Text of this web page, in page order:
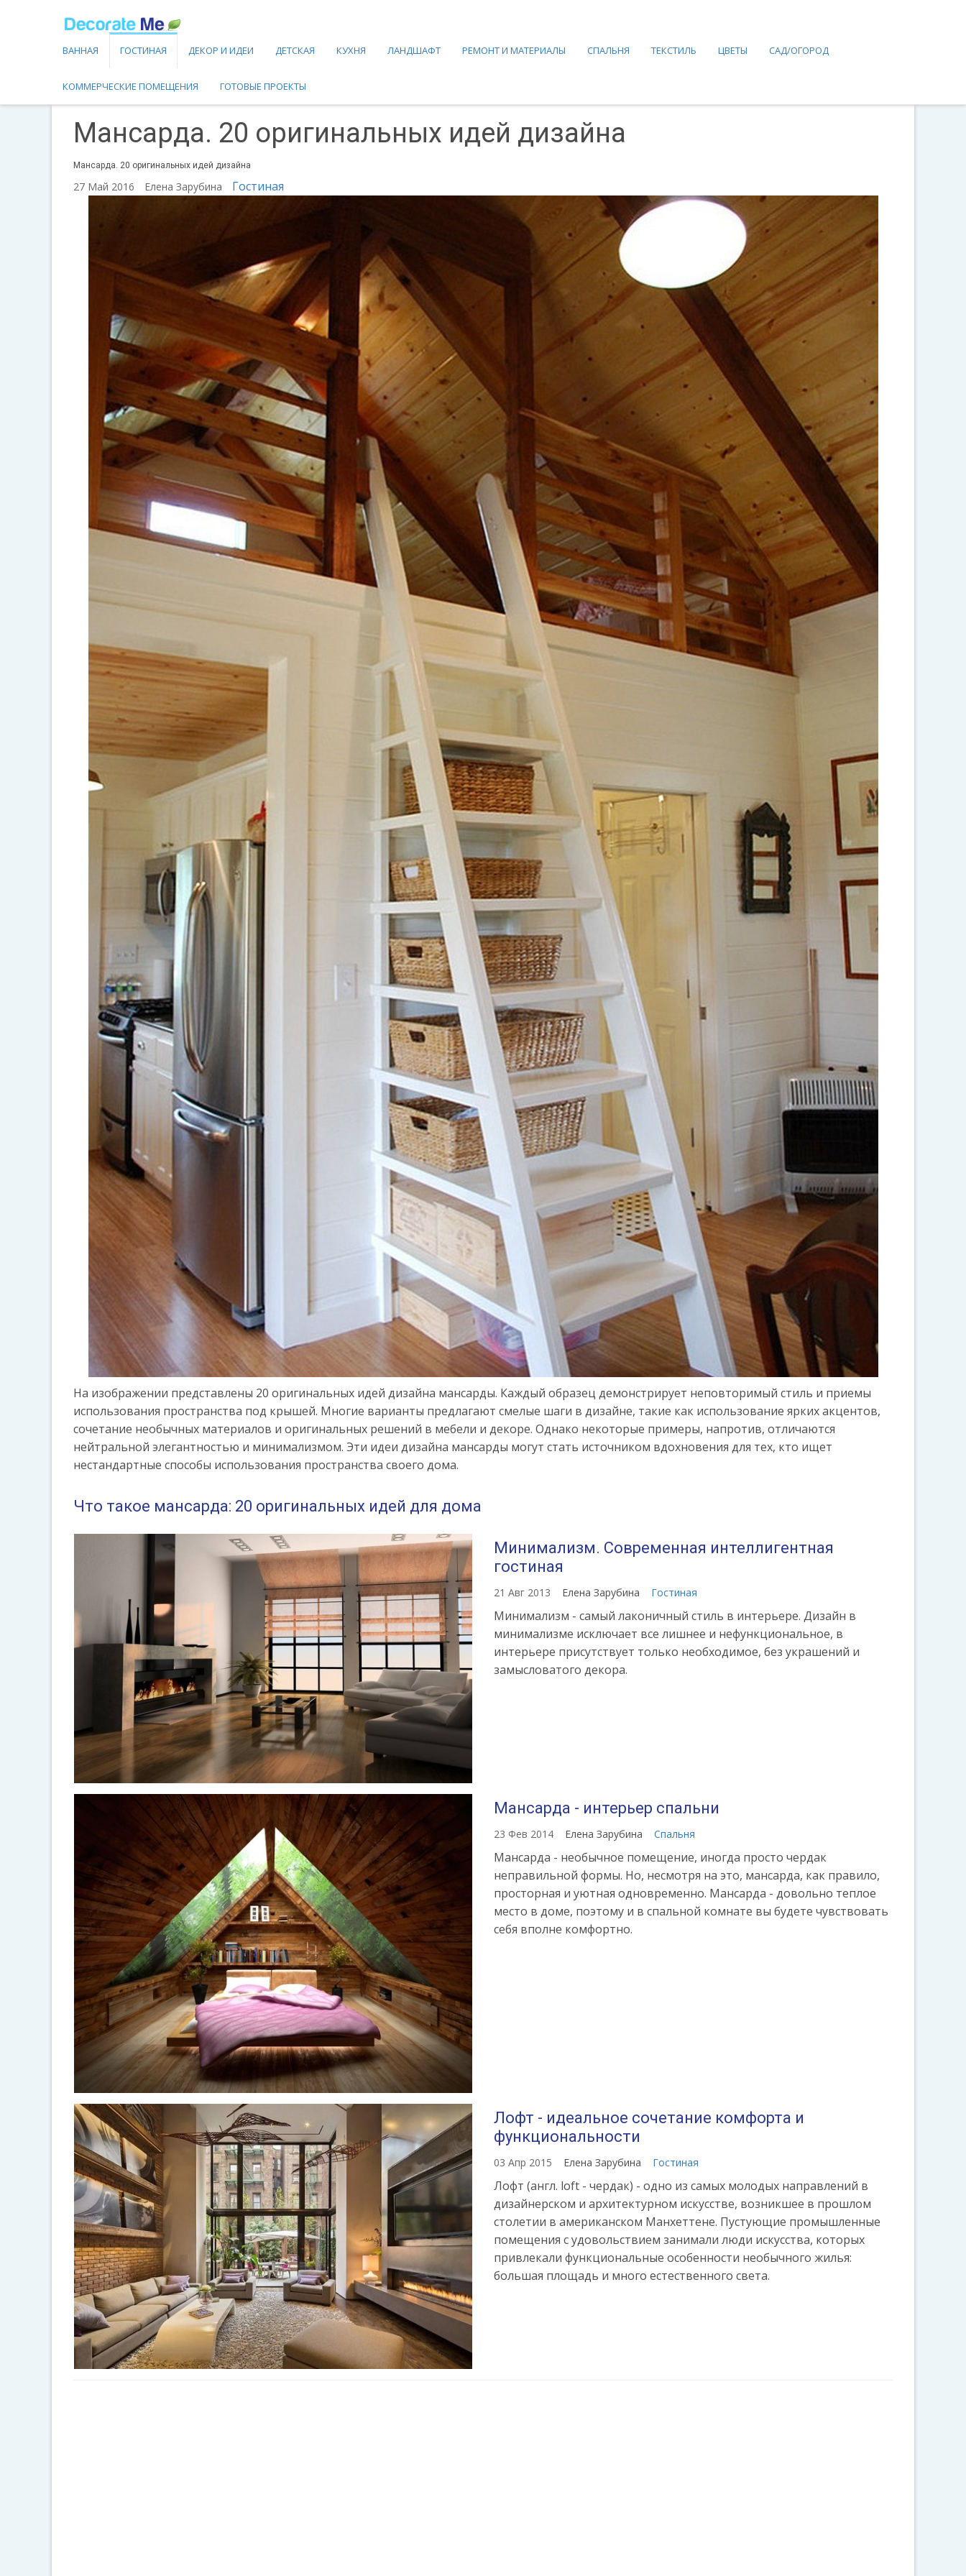
ВАННАЯ ГОСТИНАЯ ДЕКОР И ИДЕИ ДЕТСКАЯ КУХНЯ ЛАНДШАФТ РЕМОНТ И МАТЕРИАЛЫ СПАЛЬНЯ ТЕКСТИЛЬ ЦВЕТЫ САД/ОГОРОД
КОММЕРЧЕСКИЕ ПОМЕЩЕНИЯ ГОТОВЫЕ ПРОЕКТЫ
Мансарда. 20 оригинальных идей дизайна
Мансарда. 20 оригинальных идей дизайна
27 Май 2016 Елена Зарубина Гостиная
На изображении представлены 20 оригинальных идей дизайна мансарды. Каждый образец демонстрирует неповторимый стиль и приемы
использования пространства под крышей. Многие варианты предлагают смелые шаги в дизайне, такие как использование ярких акцентов,
сочетание необычных материалов и оригинальных решений в мебели и декоре. Однако некоторые примеры, напротив, отличаются
нейтральной элегантностью и минимализмом. Эти идеи дизайна мансарды могут стать источником вдохновения для тех, кто ищет
нестандартные способы использования пространства своего дома.
Что такое мансарда: 20 оригинальных идей для дома
Минимализм. Современная интеллигентная
гостиная
21 Авг 2013 Елена Зарубина Гостиная
Минимализм - самый лаконичный стиль в интерьере. Дизайн в
минимализме исключает все лишнее и нефункциональное, в
интерьере присутствует только необходимое, без украшений и
замысловатого декора.
Мансарда - интерьер спальни
23 Фев 2014 Елена Зарубина Спальня
Мансарда - необычное помещение, иногда просто чердак
неправильной формы. Но, несмотря на это, мансарда, как правило,
просторная и уютная одновременно. Мансарда - довольно теплое
место в доме, поэтому и в спальной комнате вы будете чувствовать
себя вполне комфортно.
Лофт - идеальное сочетание комфорта и
функциональности
03 Апр 2015 Елена Зарубина Гостиная
Лофт (англ. loft - чердак) - одно из самых молодых направлений в
дизайнерском и архитектурном искусстве, возникшее в прошлом
столетии в американском Манхеттене. Пустующие промышленные
помещения с удовольствием занимали люди искусства, которых
привлекали функциональные особенности необычного жилья:
большая площадь и много естественного света.